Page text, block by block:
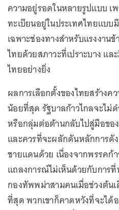
ความอยู่รอดในหลายรูปแบบ เ
ทะเบียนอยู่ในประเทศไทยแบ
เฉพาะช่องทางสำหรับแรงงาน
ไทยด้วยสภาวะที่เปราะบาง แ
ไทยอย่างยิ่ง
ผลการเลือกตั้งของไทยสร้างค
น้อยที่สุด รัฐบาลก้าวไกลจะไม่
หรือกลุ่มต่อต้านกลับไปสู่มือขอ
และควรที่จะผลักดันหลักการดั
ชายแดนด้วย เนื่องจากพรรคก้
แถลงการณ์ไม่เห็นด้วยกับการ
กองทัพพม่าสามคนเมื่อช่วงต้น
ที่สุด พวกเขาก็คาดหวังที่จะได้